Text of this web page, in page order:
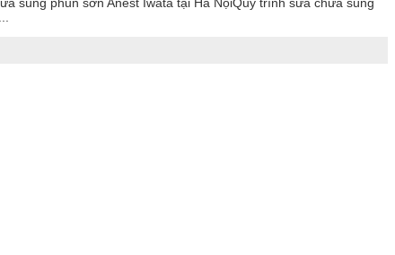
súng phun sơn Anest Iwata tại Hà NộiQuy trình sửa chữa súng